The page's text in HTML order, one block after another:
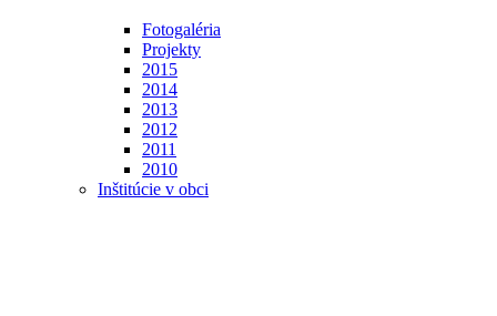
Fotogaléria
Projekty
2015
2014
2013
2012
2011
2010
Inštitúcie v obci